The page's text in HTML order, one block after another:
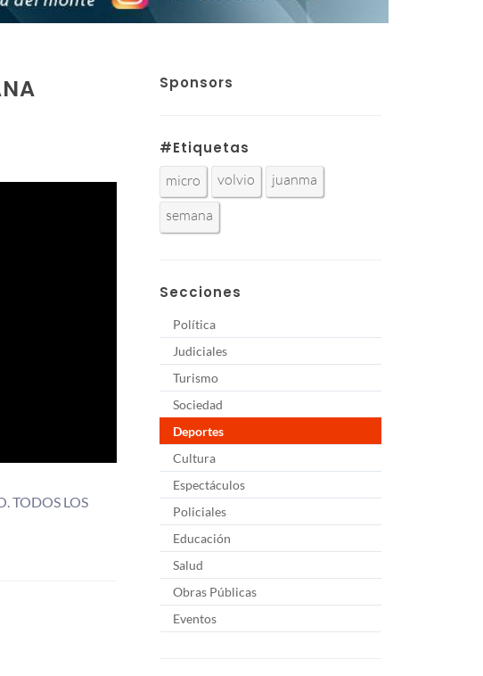
TODOS LOS
Sponsors
#Etiquetas
micro volvio
juanma
semana
Secciones
Política
Judiciales
Turismo
Sociedad
Deportes
Cultura
Espectáculos
Policiales
Educación
Salud
Obras Públicas
Eventos